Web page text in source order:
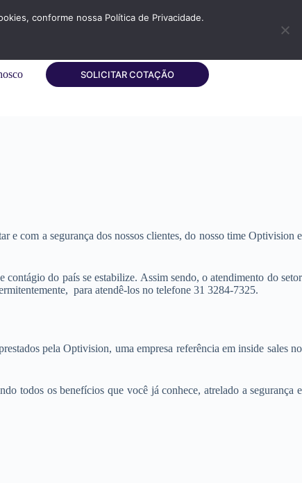
SOLICITAR COTAÇÃO
e com a segurança dos nossos clientes, do nosso time Optivision e
do país se estabilize. Assim sendo, o atendimento do setor
para atendê-los no telefone 31 3284-7325.
pela Optivision, uma empresa referência em inside sales no
todos os benefícios que você já conhece, atrelado a segurança e
conforme nossa Política de Privacidade.